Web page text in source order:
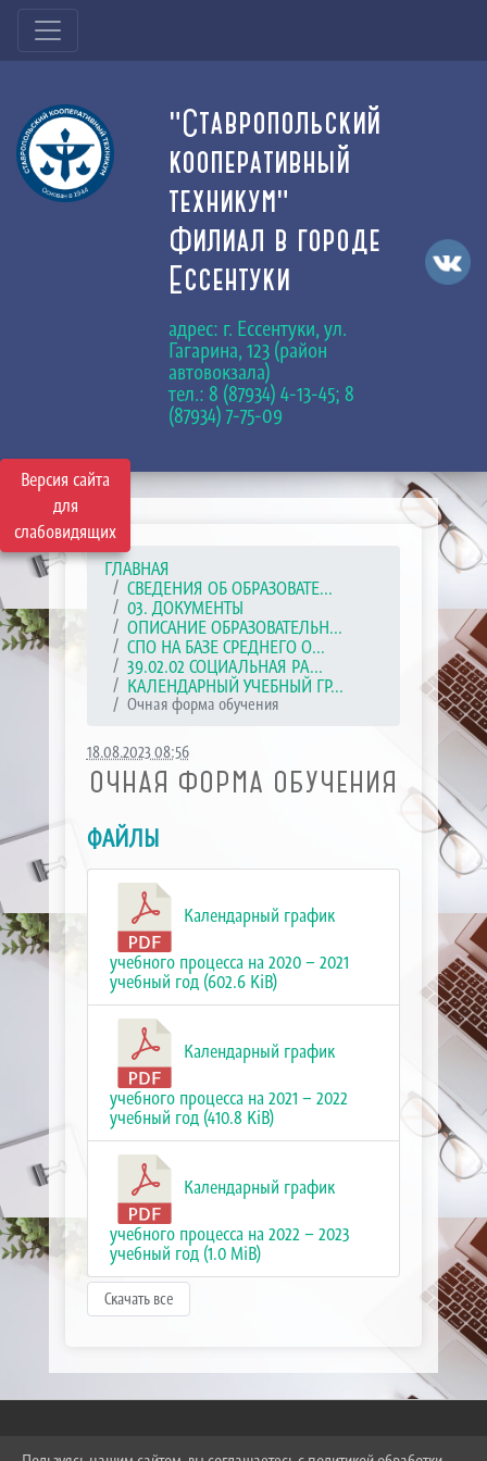
Версия сайта
для
слабовидящих
"Ставропольский
кооперативный
техникум"
Филиал в городе
Ессентуки
адрес: г. Ессентуки, ул.
Гагарина, 123 (район
автовокзала)
тел.: 8 (87934) 4-13-45; 8
(87934) 7-75-09
ГЛАВНАЯ
СВЕДЕНИЯ ОБ ОБРАЗОВАТЕ...
03. ДОКУМЕНТЫ
ОПИСАНИЕ ОБРАЗОВАТЕЛЬН...
СПО НА БАЗЕ СРЕДНЕГО О...
39.02.02 СОЦИАЛЬНАЯ РА...
КАЛЕНДАРНЫЙ УЧЕБНЫЙ ГР...
Очная форма обучения
18.08.2023 08:56
ОЧНАЯ ФОРМА ОБУЧЕНИЯ
ФАЙЛЫ
Календарный график
учебного процесса на 2020 – 2021
учебный год (602.6 KiB)
Календарный график
учебного процесса на 2021 – 2022
учебный год (410.8 KiB)
Календарный график
учебного процесса на 2022 – 2023
учебный год (1.0 MiB)
Скачать все